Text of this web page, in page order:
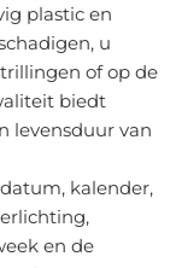
plastic en
u
of op de
biedt
levensduur van
kalender,
en de